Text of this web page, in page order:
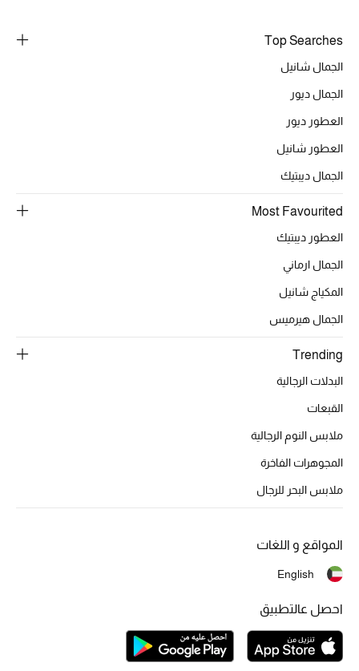
Top Searches
الجمال شانيل
الجمال ديور
العطور ديور
العطور شانيل
الجمال ديبتيك
Most Favourited
العطور ديبتيك
الجمال ارماني
المكياج شانيل
الجمال هيرميس
Trending
البدلات الرجالية
القبعات
ملابس النوم الرجالية
المجوهرات الفاخرة
ملابس البحر للرجال
المواقع و اللغات
English
احصل عالتطبيق